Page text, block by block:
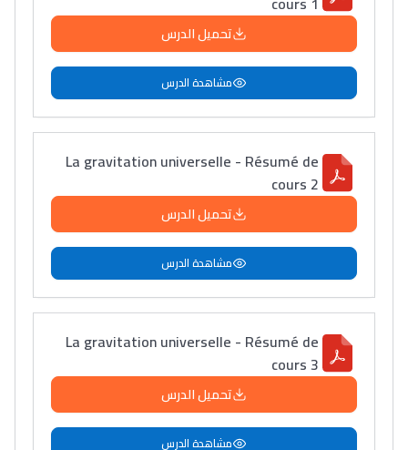
تحميل الدرس
مشاهدة الدرس
La gravitation universelle - Résumé de
cours 2
تحميل الدرس
مشاهدة الدرس
La gravitation universelle - Résumé de
cours 3
تحميل الدرس
مشاهدة الدرس